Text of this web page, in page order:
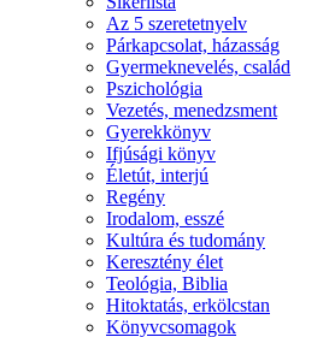
Az 5 szeretetnyelv
Párkapcsolat, házasság
Gyermeknevelés, család
Pszichológia
Vezetés, menedzsment
Gyerekkönyv
Ifjúsági könyv
Életút, interjú
Regény
Irodalom, esszé
Kultúra és tudomány
Keresztény élet
Teológia, Biblia
Hitoktatás, erkölcstan
Könyvcsomagok